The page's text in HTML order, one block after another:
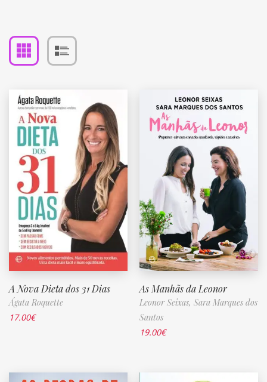
A Nova Dieta dos 31 Dias
Ágata Roquette
17.00€
As Manhãs da Leonor
Leonor Seixas, Sara Marques dos
Santos
19.00€